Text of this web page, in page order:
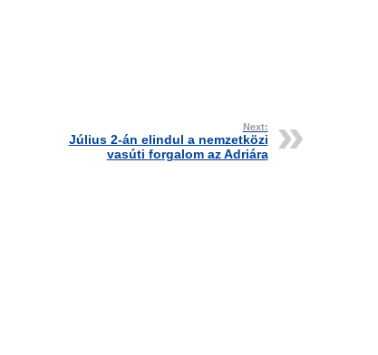
Next:
Július 2-án elindul a nemzetközi
vasúti forgalom az Adriára